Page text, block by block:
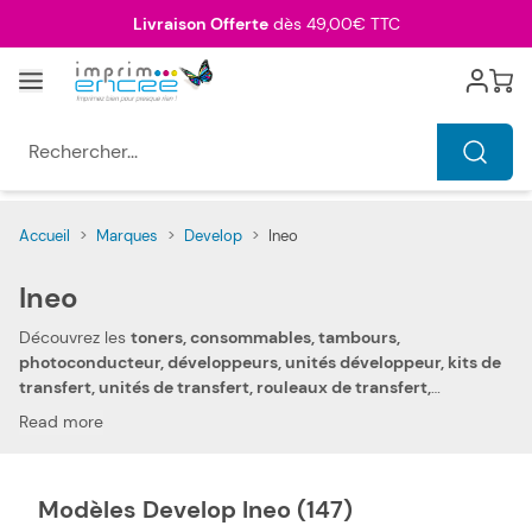
Livraison Offertedès 49,00€ TTC
Menu Cart
Accueil > Marques > Develop > Ineo
Ineo
Découvrez les toners, consommables, tambours,
photoconducteur, développeurs, unités développeur, kits de
transfert, unités de transfert, rouleaux de transfert,
collecteurs de toner, unités de fusion, kits d'entretien et
Develop Ineo. Grâce à votre confiance et votre fidélité, nous
Read more
Modèles Develop Ineo (147)